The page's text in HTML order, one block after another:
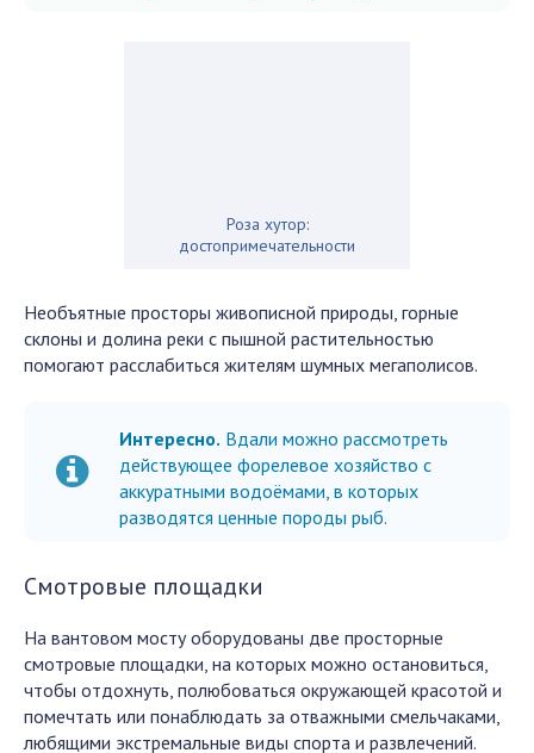
Роза хутор:
достопримечательности
Необъятные просторы живописной природы, горные
склоны и долина реки с пышной растительностью
помогают расслабиться жителям шумных мегаполисов.
Интересно. Вдали можно рассмотреть
действующее форелевое хозяйство с
аккуратными водоёмами, в которых
разводятся ценные породы рыб.
Смотровые площадки
На вантовом мосту оборудованы две просторные
смотровые площадки, на которых можно остановиться,
чтобы отдохнуть, полюбоваться окружающей красотой и
помечтать или понаблюдать за отважными смельчаками,
любящими экстремальные виды спорта и развлечений.